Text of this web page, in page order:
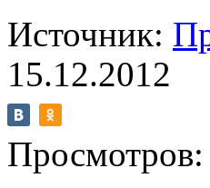
Источник:
15.12.2012
Просмотров: